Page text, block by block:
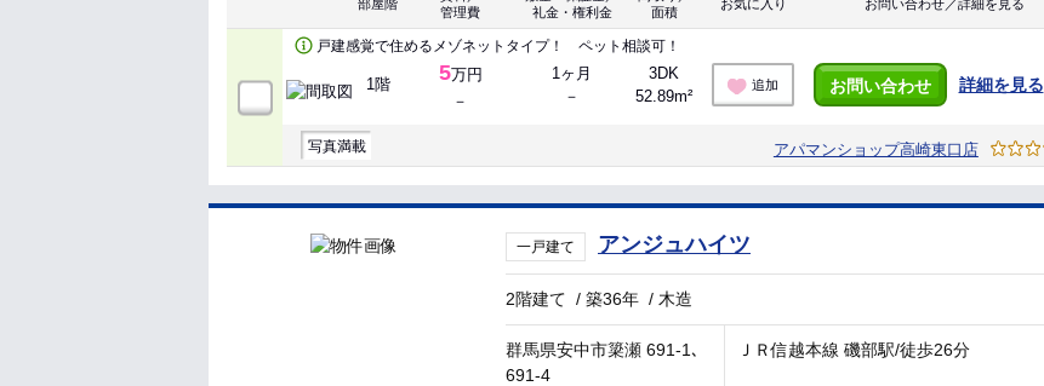
部屋階
管理費
礼金・権利金
面積
お気に入り お問い合わせ／詳細を見る
戸建感覚で住めるメゾネットタイプ！ ペット相談可！
1階 5万円
－
1ヶ月
－
3DK
52.89m²
追加 お問い合わせ 詳細を見る
写真満載 アパマンショップ高崎東口店
一戸建て アンジュハイツ
2階建て /築36年 / 木造
群馬県安中市簗瀬 691-1､
691-4
ＪＲ信越本線 磯部駅/徒歩26分